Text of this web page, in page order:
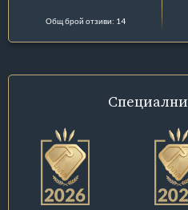
Общ брой отзиви: 14
Специални